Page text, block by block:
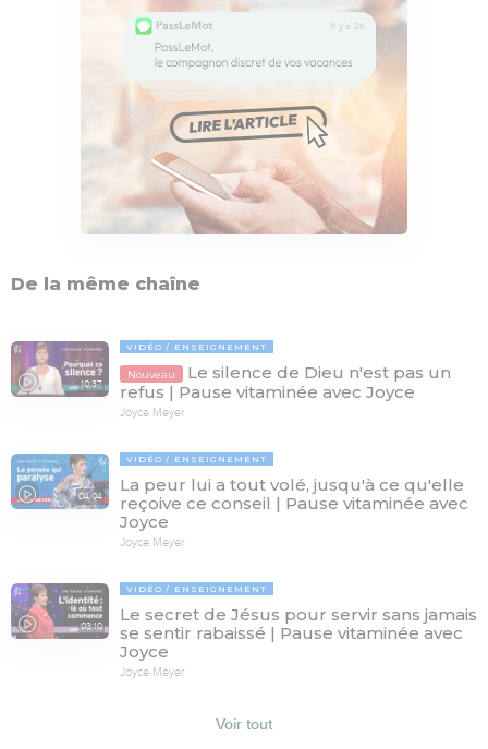
De la même chaîne
10:37
VIDÉO ENSEIGNEMENT
Nouveau
Le silence de Dieu n'est pas un
refus | Pause vitaminée avec Joyce
Joyce Meyer
04:04
VIDÉO ENSEIGNEMENT
La peur lui a tout volé, jusqu'à ce qu'elle
reçoive ce conseil | Pause vitaminée avec
Joyce
Joyce Meyer
03:10
VIDÉO ENSEIGNEMENT
Le secret de Jésus pour servir sans jamais
se sentir rabaissé | Pause vitaminée avec
Joyce
Joyce Meyer
Voir tout